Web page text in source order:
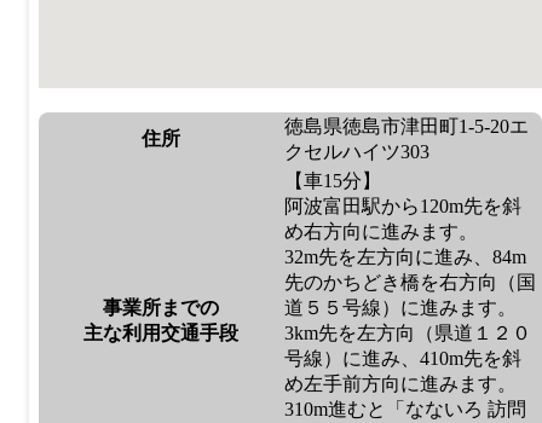
住所
徳島県徳島市津田町1-5-20エ
クセルハイツ303
事業所までの
主な利用交通手段
【車15分】
阿波富田駅から120m先を斜
め右方向に進みます。
32m先を左方向に進み、84m
先のかちどき橋を右方向（国
道５５号線）に進みます。
3km先を左方向（県道１２０
号線）に進み、410m先を斜
め左手前方向に進みます。
310m進むと「なないろ 訪問